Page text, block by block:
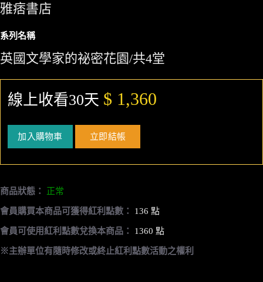
雅痞書店
系列名稱
英國文學家的祕密花園/共4堂
線上收看30天 $ 1,360
加入購物車 立即結帳
商品狀態： 正常
會員購買本商品可獲得紅利點數： 136 點
會員可使用紅利點數兌換本商品： 1360 點
※主辦單位有隨時修改或終止紅利點數活動之權利